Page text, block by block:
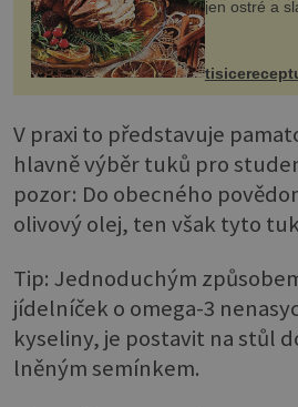
jen ostré a
nakrmíte
krků.
vcelku 3
V praxi to představuje
hlavně výběr tuků pro
pozor: Do obecného
olivový olej, ten však tyto
Tip: Jednoduchým
jídelníček o omega-3
kyseliny, je postavit na stůl
lněným semínkem.